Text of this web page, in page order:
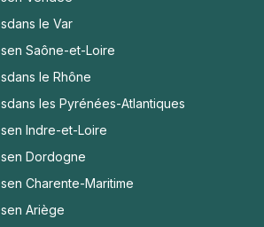
dans le Var
en Saône-et-Loire
dans le Rhône
dans les Pyrénées-Atlantiques
en Indre-et-Loire
en Dordogne
en Charente-Maritime
en Ariège